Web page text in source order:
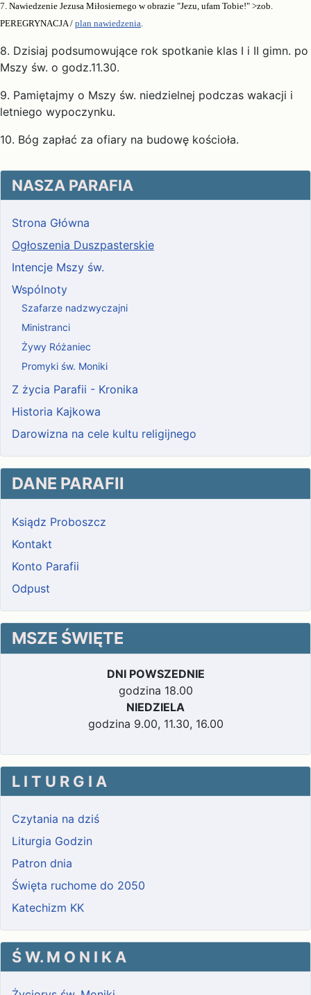
7. Nawiedzenie Jezusa Miłosiernego w obrazie "Jezu, ufam Tobie!" >zob.
PEREGRYNACJA / plan nawiedzenia.
8. Dzisiaj podsumowujące rok spotkanie klas I i II gimn. po
Mszy św. o godz.11.30.
9. Pamiętajmy o Mszy św. niedzielnej podczas wakacji i
letniego wypoczynku.
10. Bóg zapłać za ofiary na budowę kościoła.
NASZA PARAFIA
Strona Główna
Ogłoszenia Duszpasterskie
Intencje Mszy św.
Wspólnoty
Szafarze nadzwyczajni
Ministranci
Żywy Różaniec
Promyki św. Moniki
Z życia Parafii - Kronika
Historia Kajkowa
Darowizna na cele kultu religijnego
DANE PARAFII
Ksiądz Proboszcz
Kontakt
Konto Parafii
Odpust
MSZE ŚWIĘTE
DNI POWSZEDNIE
godzina 18.00
NIEDZIELA
godzina 9.00, 11.30, 16.00
L I T U R G I A
Czytania na dziś
Liturgia Godzin
Patron dnia
Święta ruchome do 2050
Katechizm KK
Ś W. M O N I K A